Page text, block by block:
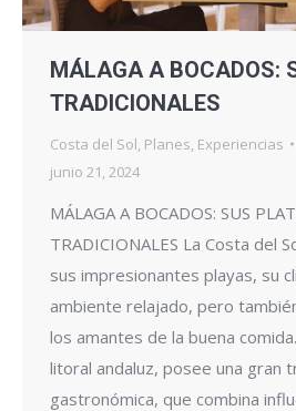
MÁLAGA A BOCADOS:
TRADICIONALES
Costa del Sol Planes Experiencias
junio 21, 2024
MÁLAGA A BOCADOS: SUS
TRADICIONALES La Costa del
sus impresionantes playas, su
ambiente relajado, pero
los amantes de la buena
litoral andaluz, posee una gran
gastronómica, que combina